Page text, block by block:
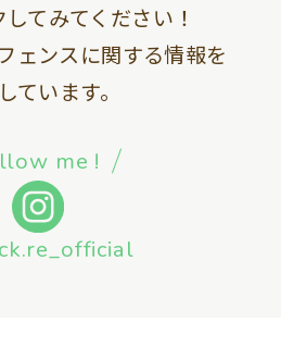
てみてください！
ェンスに関する情報を
ています。
me !